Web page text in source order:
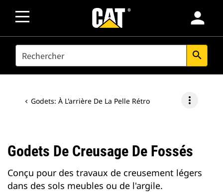
person
SEARCH search
Godets: À L'arrière De La Pelle Rétro more_vert
Godets De Creusage De Fossés
Conçu pour des travaux de creusement légers
dans des sols meubles ou de l'argile.